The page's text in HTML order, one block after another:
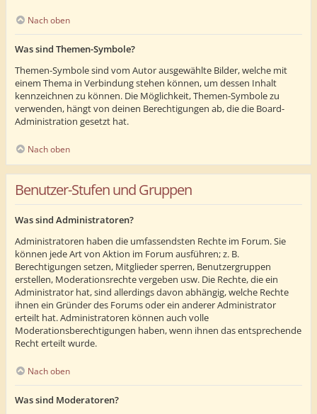
Nach oben
Was sind Themen-Symbole?
Themen-Symbole sind vom Autor ausgewählte Bilder, welche mit
einem Thema in Verbindung stehen können, um dessen Inhalt
kennzeichnen zu können. Die Möglichkeit, Themen-Symbole zu
verwenden, hängt von deinen Berechtigungen ab, die die Board-
Administration gesetzt hat.
Nach oben
Benutzer-Stufen und Gruppen
Was sind Administratoren?
Administratoren haben die umfassendsten Rechte im Forum. Sie
können jede Art von Aktion im Forum ausführen; z. B.
Berechtigungen setzen, Mitglieder sperren, Benutzergruppen
erstellen, Moderationsrechte vergeben usw. Die Rechte, die ein
Administrator hat, sind allerdings davon abhängig, welche Rechte
ihnen ein Gründer des Forums oder ein anderer Administrator
erteilt hat. Administratoren können auch volle
Moderationsberechtigungen haben, wenn ihnen das entsprechende
Recht erteilt wurde.
Nach oben
Was sind Moderatoren?